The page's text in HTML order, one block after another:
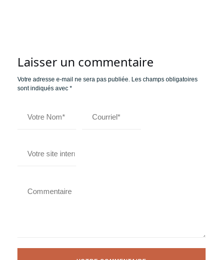
Laisser un commentaire
Votre adresse e-mail ne sera pas publiée. Les champs obligatoires
sont indiqués avec *